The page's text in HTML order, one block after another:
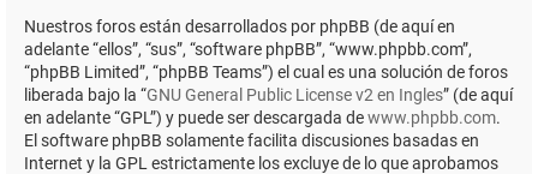
Nuestros foros están desarrollados por phpBB (de aquí en
adelante “ellos”, “sus”, “software phpBB”, “www.phpbb.com”,
“phpBB Limited”, “phpBB Teams”) el cual es una solución de foros
liberada bajo la “GNU General Public License v2 en Ingles” (de aquí
en adelante “GPL”) y puede ser descargada dewww.phpbb.com.
El software phpBB solamente facilita discusiones basadas en
Internet y la GPL estrictamente los excluye de lo que aprobamos